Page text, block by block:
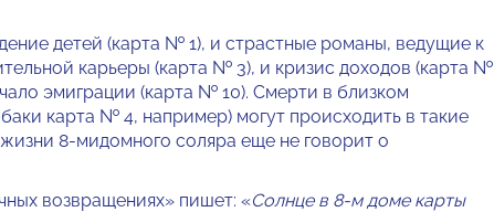
детей (карта № 1), и страстные романы, ведущие к
карьеры (карта № 3), и кризис доходов (карта №
эмиграции (карта № 10). Смерти в близком
карта № 4, например) могут происходить в такие
8-мидомного соляра еще не говорит о
возвращениях» пишет: «Солнце в 8-м доме карты